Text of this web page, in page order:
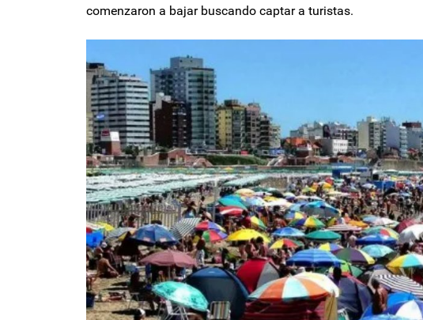
comenzaron a bajar buscando captar a turistas.